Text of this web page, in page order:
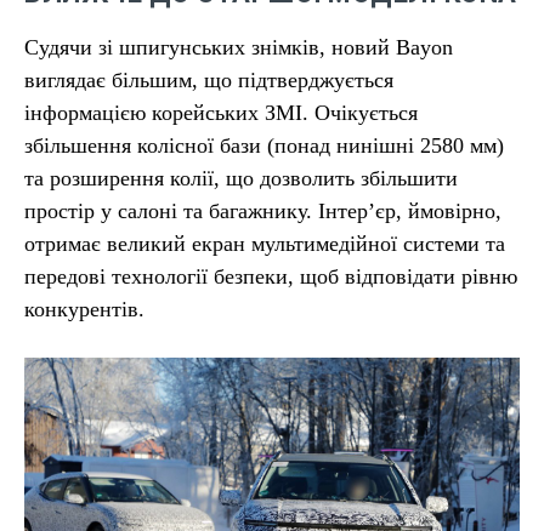
Судячи зі шпигунських знімків, новий Bayon
виглядає більшим, що підтверджується
інформацією корейських ЗМІ. Очікується
збільшення колісної бази (понад нинішні 2580 мм)
та розширення колії, що дозволить збільшити
простір у салоні та багажнику. Інтер’єр, ймовірно,
отримає великий екран мультимедійної системи та
передові технології безпеки, щоб відповідати рівню
конкурентів.